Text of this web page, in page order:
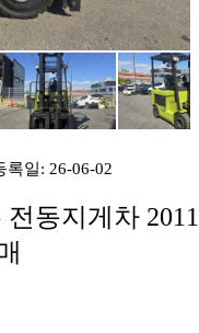
록일: 26-06-02
동지게차 2011